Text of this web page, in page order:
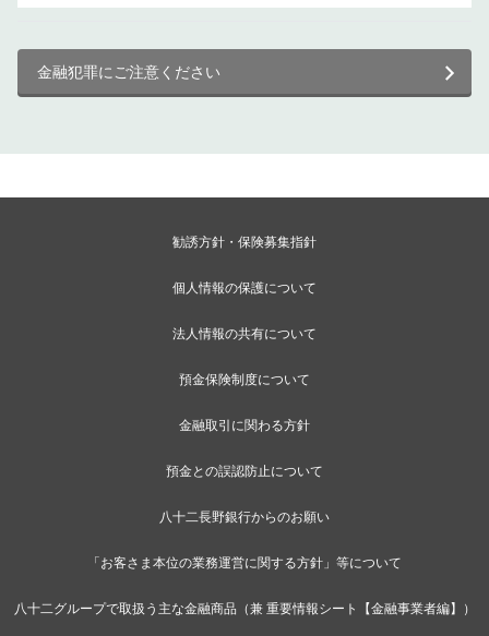
金融犯罪にご注意ください
勧誘方針・保険募集指針
個人情報の保護について
法人情報の共有について
預金保険制度について
金融取引に関わる方針
預金との誤認防止について
八十二長野銀行からのお願い
「お客さま本位の業務運営に関する方針」等について
八十二グループで取扱う主な金融商品（兼 重要情報シート【金融事業者編】）